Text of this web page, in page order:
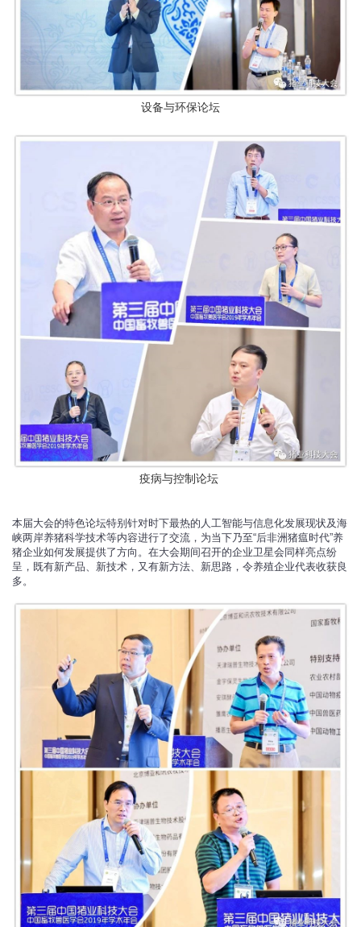
设备与环保论坛
疫病与控制论坛
本届大会的特色论坛特别针对时下最热的人工智能与信息化发展现状及海
峡两岸养猪科学技术等内容进行了交流，为当下乃至“后非洲猪瘟时代”养
猪企业如何发展提供了方向。在大会期间召开的企业卫星会同样亮点纷
呈，既有新产品、新技术，又有新方法、新思路，令养殖企业代表收获良
多。